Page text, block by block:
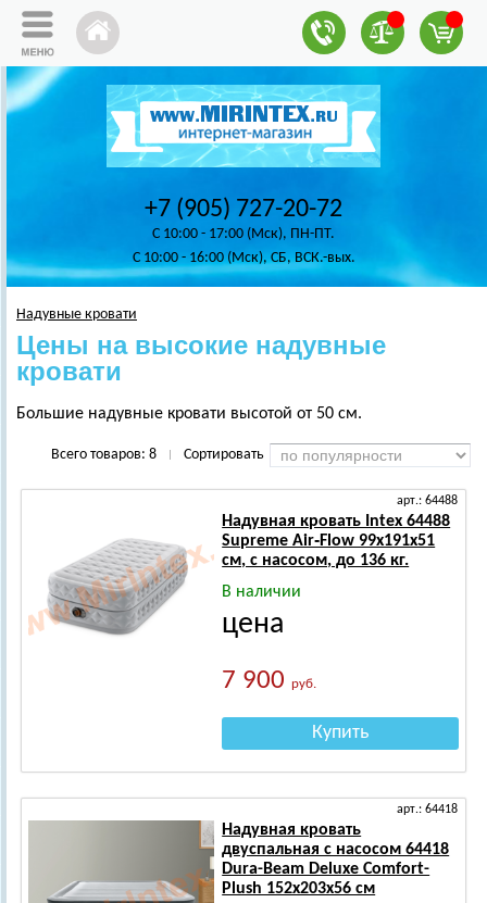
+7 (905) 727-20-72
C 10:00 - 17:00 (Мск), ПН-ПТ.
C 10:00 - 16:00 (Мск), СБ, ВСК.-вых.
Надувные кровати
Цены на высокие надувные
кровати
Большие надувные кровати высотой от 50 см.
Всего товаров: 8 Сортировать
арт.: 64488
Надувная кровать Intex 64488
Supreme Air‑Flow 99х191х51
см, с насосом, до 136 кг.
В наличии
цена
7 900руб.
Купить
арт.: 64418
Надувная кровать
двуспальная с насосом 64418
Dura-Beam Deluxe Comfort-
Plush 152х203х56 см